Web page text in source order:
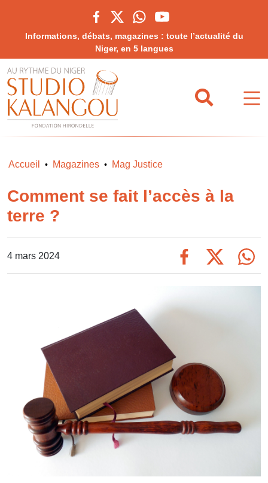
Informations, débats, magazines : toute l’actualité du
Niger, en 5 langues
Accueil • Magazines • Mag Justice
Comment se fait l’accès à la
terre ?
4 mars 2024